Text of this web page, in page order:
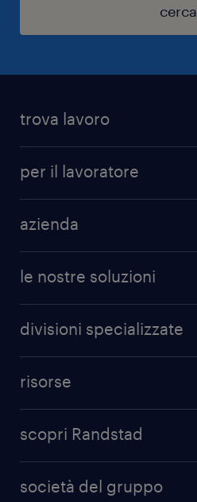
cerca
trova lavoro
per il lavoratore
azienda
le nostre soluzioni
divisioni specializzate
risorse
scopri Randstad
società del gruppo